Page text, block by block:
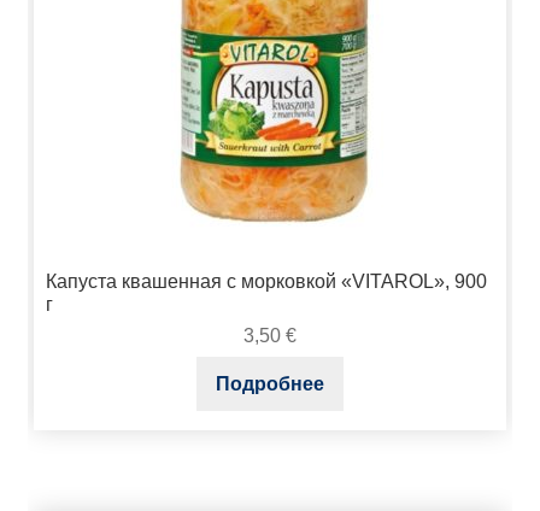
Капуста квашенная с морковкой «VITAROL», 900
г
3,50 €
Подробнее